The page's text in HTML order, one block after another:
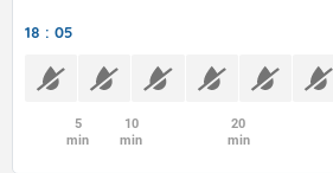
18 : 05
5
min
10
min
20
min